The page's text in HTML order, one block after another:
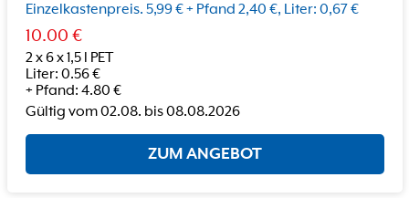
Einzelkastenpreis. 5,99 € + Pfand 2,40 €, Liter: 0,67 €
10.00 €
2 x 6 x 1,5 l PET
Liter: 0.56€
+ Pfand: 4.80 €
Gültig vom02.08. bis08.08.2026
ZUM ANGEBOT